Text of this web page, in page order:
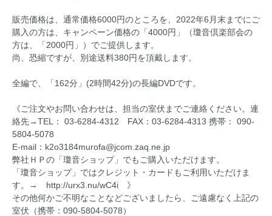
販売価格は、通常価格6000円のところを、2022年6月末までにご
購入の方は、キャンペーン価格の「4000円」（瓊音倶楽部会の
方は、「2000円」）でご提供します。
尚、恐縮ですが、別途送料380円を頂戴します。
全編で、「162分」(2時間42分)の長編DVDです。
《ご注文やお問い合わせは、担当の室伏までご連絡ください。連
絡先→TEL： 03-6284-4312 FAX：03-6284-4313 携帯： 090-
5804-5078
E-mail：k2o3184murofa@jcom.zaq.ne.jp
弊社ＨＰの「瓊音ショップ」でもご購入いただけます。
「瓊音ショップ」ではクレジット・カードもご利用いただけま
す。→ http://urx3.nu/wC4i 》
その他何かご不明なことなどございましたら、ご遠慮なく上記の
室伏（携帯：090-5804-5078）